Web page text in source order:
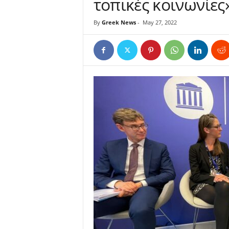
τοπικές
By Greek News- May 27, 2022